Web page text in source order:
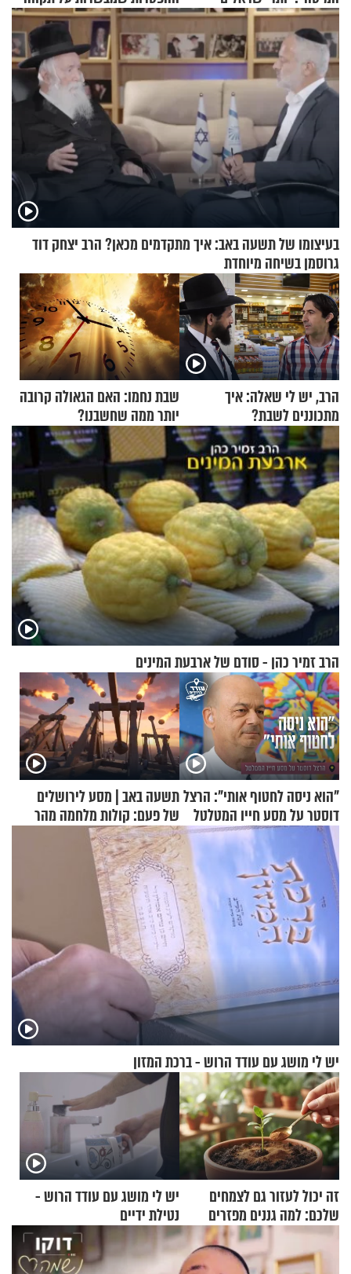
מדווחים על מכת פשפשי
המיטה
וגאולה
בעיצומו של תשעה באב: איך מתקדמים מכאן? הרב יצחק דוד
גרוסמן בשיחה מיוחדת
הרב, יש לי שאלה: איך
מתכוננים לשבת?
שבת נחמו: האם הגאולה קרובה
יותר ממה שחשבנו?
הרב זמיר כהן - סודם של ארבעת המינים
"הוא ניסה לחטוף אותי": הרצל
דוסטר על מסע חייו המטלטל
תשעה באב | מסע לירושלים
של פעם: קולות מלחמה מהר
הזיתים
יש לי מושג עם עודד הרוש - ברכת המזון
זה יכול לעזור גם לצמחים
שלכם: למה גננים מפזרים
קינמון בעציצים?
יש לי מושג עם עודד הרוש -
נטילת ידיים